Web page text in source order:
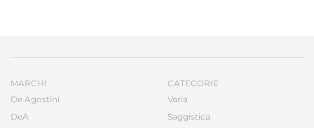
MARCHI
De Agostini
DeA
CATEGORIE
Varia
Saggistica